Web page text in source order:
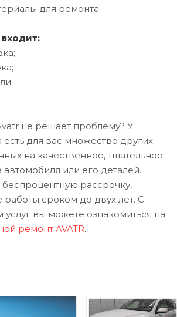
для ремонта;
не решает проблему? У
для вас множество других
на качественное, тщательное
автомобиля или его деталей.
рассрочку,
работы сроком до двух лет. С
вы можете ознакомиться на
ремонт AVATR.